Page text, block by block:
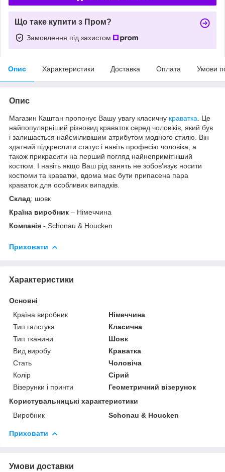
Що таке купити з Пром?
Замовлення під захистом
Опис Характеристики Доставка Оплата Умови
Опис
Магазин Каштан пропонує Вашу увагу класичну краватка . Це
найпопулярніший різновид краваток серед чоловіків, який був
і залишається найсміливішим атрибутом модного стилю. Він
здатний підкреслити статус і навіть професію чоловіка, а
також прикрасити на перший погляд найнепримітніший
костюм. І навіть якщо Ваш рід занять не зобов'язує носити
костюми та краватки, вдома має бути припасена пара
краваток для особливих випадків.
Склад: шовк
Країна виробник – Німеччина
Компанія - Schonau & Houcken
Приховати
Характеристики
Основні
Країна виробник
Німеччина
Тип галстука
Класична
Тип тканини
Шовк
Вид виробу
Краватка
Стать
Чоловіча
Колір
Сірий
Візерунки і принти
Геометричний візерунок
Користувальницькі характеристики
Виробник
Schonau & Houcken
Приховати
Умови доставки